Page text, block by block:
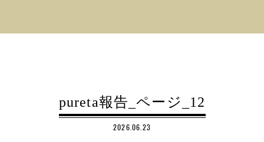
pureta報告_ページ_12
2026.06.23